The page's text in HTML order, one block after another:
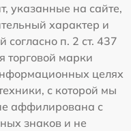
указанные на сайте,
характер и
согласно п. 2 ст. 437
торговой марки
целях
с которой мы
аффилирована с
знаков и не